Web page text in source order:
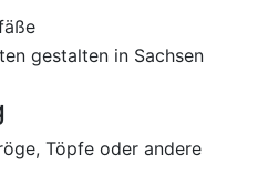
Töpfe oder andere